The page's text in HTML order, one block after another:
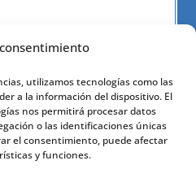
utilizamos tecnologías como las
a la información del dispositivo. El
nos permitirá procesar datos
o las identificaciones únicas
el consentimiento, puede afectar
y funciones.